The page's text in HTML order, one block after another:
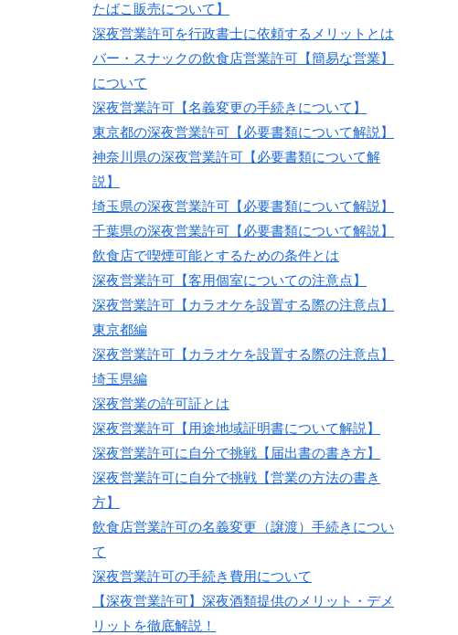
たばこ販売について】
深夜営業許可を行政書士に依頼するメリットとは
バー・スナックの飲食店営業許可【簡易な営業】
について
深夜営業許可【名義変更の手続きについて】
東京都の深夜営業許可【必要書類について解説】
神奈川県の深夜営業許可【必要書類について解
説】
埼玉県の深夜営業許可【必要書類について解説】
千葉県の深夜営業許可【必要書類について解説】
飲食店で喫煙可能とするための条件とは
深夜営業許可【客用個室についての注意点】
深夜営業許可【カラオケを設置する際の注意点】
東京都編
深夜営業許可【カラオケを設置する際の注意点】
埼玉県編
深夜営業の許可証とは
深夜営業許可【用途地域証明書について解説】
深夜営業許可に自分で挑戦【届出書の書き方】
深夜営業許可に自分で挑戦【営業の方法の書き
方】
飲食店営業許可の名義変更（譲渡）手続きについ
て
深夜営業許可の手続き費用について
【深夜営業許可】深夜酒類提供のメリット・デメ
リットを徹底解説！